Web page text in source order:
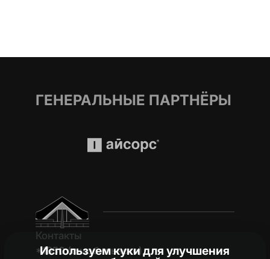
ГЕНЕРАЛЬНЫЕ ПАРТНЁРЫ
Контакты
*1950 (c мобильного)
Используем куки для улучшения